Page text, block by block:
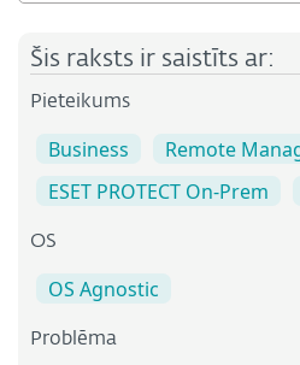
Šis raksts ir saistīts ar:
Pieteikums
Business
Remote
ESET PROTECT On-Prem
OS
OS Agnostic
Problēma